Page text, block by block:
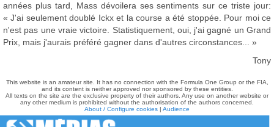
années plus tard, Mass dévoilera ses sentiments sur ce triste jour:
« J'ai seulement doublé Ickx et la course a été stoppée. Pour moi ce
n'est pas une vraie victoire. Statistiquement, oui, j'ai gagné un Grand
Prix, mais j'aurais préféré gagner dans d'autres circonstances... »
Tony
This website is an amateur site. It has no connection with the Formula One Group or the FIA,
and its content is neither approved nor sponsored by these entities.
All texts on the site are the exclusive property of their authors. Any use on another website or
any other medium is prohibited without the authorisation of the authors concerned.
About / Configure cookies | Audience